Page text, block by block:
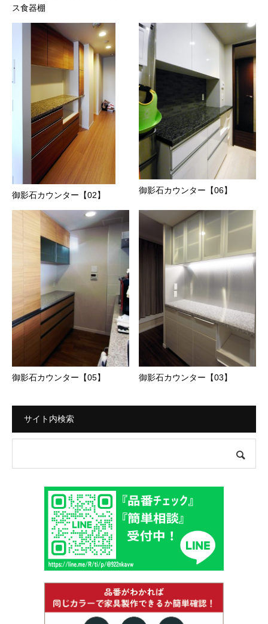
ス食器棚
御影石カウンター【02】 御影石カウンター【06】
御影石カウンター【05】 御影石カウンター【03】
サイト内検索